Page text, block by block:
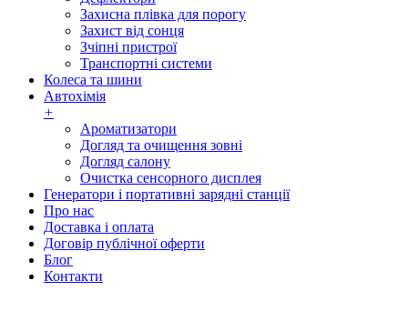
Захисна плівка для порогу
Захист від сонця
Зчіпні пристрої
Транспортні системи
Колеса та шини
Автохімія
+
Ароматизатори
Догляд та очищення зовні
Догляд салону
Очистка сенсорного дисплея
Генератори і портативні зарядні станції
Про нас
Доставка і оплата
Договір публічної оферти
Блог
Контакти